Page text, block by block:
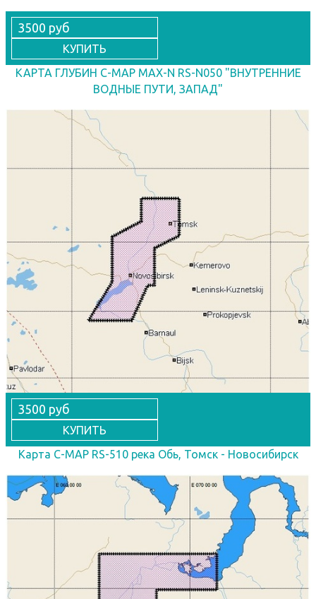
3500 руб
КУПИТЬ
КАРТА ГЛУБИН C-MAP MAX-N RS-N050 "ВНУТРЕННИЕ
ВОДНЫЕ ПУТИ, ЗАПАД"
3500 руб
КУПИТЬ
Карта C-MAP RS-510 река Обь, Томск - Новосибирск